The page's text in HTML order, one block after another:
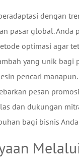
dengan
pasar global.
optimasi agar
yang unik
pencari
pesan
dan dukungan
bagi bisnis